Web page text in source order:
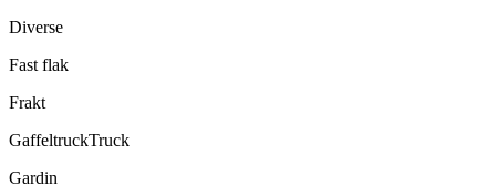
Diverse
Fast flak
Frakt
GaffeltruckTruck
Gardin